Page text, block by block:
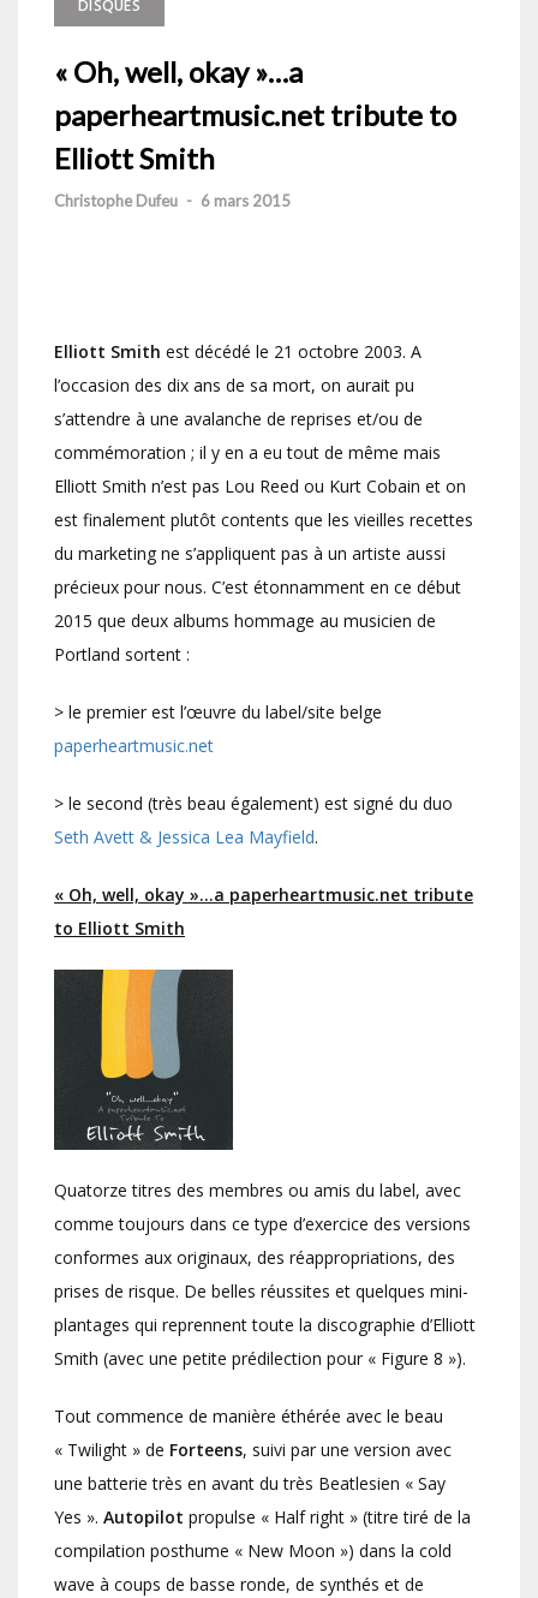
DISQUES
« Oh, well, okay »…a
paperheartmusic.net tribute to
Elliott Smith
Christophe Dufeu - 6 mars 2015
Elliott Smith est décédé le 21 octobre 2003. A
l’occasion des dix ans de sa mort, on aurait pu
s’attendre à une avalanche de reprises et/ou de
commémoration ; il y en a eu tout de même mais
Elliott Smith n’est pas Lou Reed ou Kurt Cobain et on
est finalement plutôt contents que les vieilles recettes
du marketing ne s’appliquent pas à un artiste aussi
précieux pour nous. C’est étonnamment en ce début
2015 que deux albums hommage au musicien de
Portland sortent :
> le premier est l’œuvre du label/site belge
paperheartmusic.net
> le second (très beau également) est signé du duo
Seth Avett & Jessica Lea Mayfield.
« Oh, well, okay »…a paperheartmusic.net tribute
to Elliott Smith
Quatorze titres des membres ou amis du label, avec
comme toujours dans ce type d’exercice des versions
conformes aux originaux, des réappropriations, des
prises de risque. De belles réussites et quelques mini-
plantages qui reprennent toute la discographie d’Elliott
Smith (avec une petite prédilection pour « Figure 8 »).
Tout commence de manière éthérée avec le beau
« Twilight » de Forteens, suivi par une version avec
une batterie très en avant du très Beatlesien « Say
Yes ». Autopilot propulse « Half right » (titre tiré de la
compilation posthume « New Moon ») dans la cold
wave à coups de basse ronde, de synthés et de